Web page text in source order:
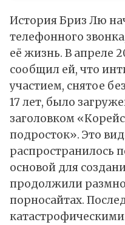
История Бриз Лю
телефонного
её жизнь. В апреле
сообщил ей, что
участием, снятое
17 лет, было
заголовком
подросток». Это
распространилось
основой для
продолжили
порносайтах.